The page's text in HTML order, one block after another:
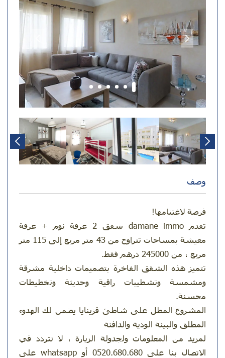
وصف
فرصة لاغتنامها!
تقدم damane immo شقق 2 غرفة نوم + غرفة
معيشة بمساحات تتراوح من 43 متر مربع إلى 115 متر
مربع ، من 245000 درهم فقط.
تتميز هذه الشقق الفاخرة بتصميمات داخلية مشرقة
ومشمسة وتشطيبات راقية وحديثة وتخطيطات
محسنة.
المشروع المطل على شاطئ قزينايا يضمن لك الهدوء
المطلق والبيئة الودية والدافئة
لمزيد من المعلومات ولجدولة الزيارة ، لا تتردد في
الاتصال بنا على 0520.680.680 أو whatsapp على